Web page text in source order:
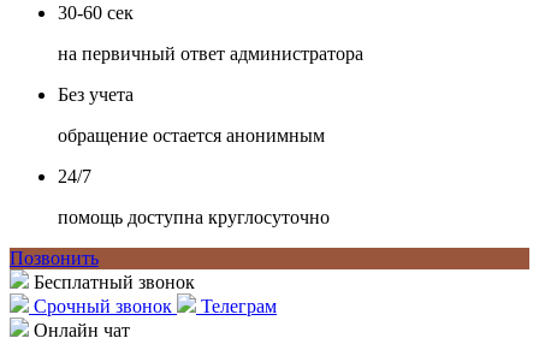
30-60 сек
на первичный ответ администратора
Без учета
обращение остается анонимным
24/7
помощь доступна круглосуточно
Позвонить
Бесплатный звонок
Срочный звонок
Телеграм
Онлайн чат